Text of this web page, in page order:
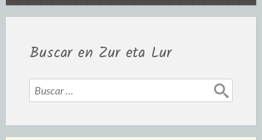
Buscar en Zur eta Lur